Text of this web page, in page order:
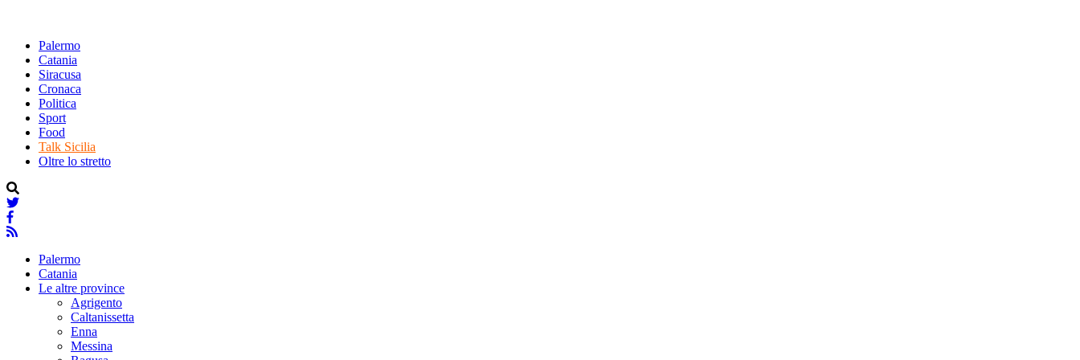
Palermo
Catania
Siracusa
Cronaca
Politica
Sport
Food
Talk Sicilia
Oltre lo stretto
Palermo
Catania
Le altre province
Agrigento
Caltanissetta
Enna
Messina